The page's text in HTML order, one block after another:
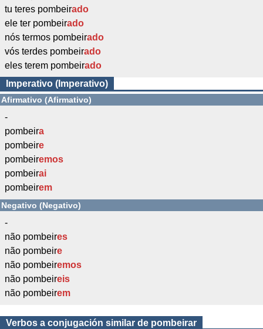
tu teres pombeirado
ele ter pombeirado
nós termos pombeirado
vós terdes pombeirado
eles terem pombeirado
Imperativo (Imperativo)
Afirmativo (Afirmativo)
-
pombeira
pombeire
pombeiremos
pombeirai
pombeirem
Negativo (Negativo)
-
não pombeires
não pombeire
não pombeiremos
não pombeireis
não pombeirem
Verbos a conjugación similar de pombeirar